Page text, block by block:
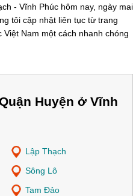
- Vĩnh Phúc hôm nay, ngày mai
tôi cập nhật liên tục từ trang
Nam một cách nhanh chóng
Huyện ở Vĩnh
Lập Thạch
Sông Lô
Tam Đảo